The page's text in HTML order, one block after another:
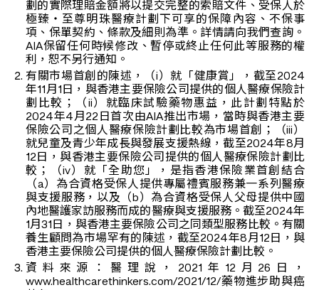
劃的實際理賠金額將以提交完整的索賠文件、受保人於
極臻‧至尊明珠醫療計劃下可享的保障內容、不保事
項、保單契約、條款及細則為準。詳情請向我們查詢。
AIA保留任何時候修改、暫停或終止任何此等服務的權
利，恕不另行通知。
有關市場首創的陳述，（i）就「健康賞」，截至2024
年11月1日，與香港主要保險公司提供的個人醫療保險計
劃比較；（ii）就臨床試驗藥物惠益，此計劃特點於
2024年4月22日首次由AIA推出市場，當時與香港主要
保險公司之個人醫療保險計劃比較為市場首創；（iii）
就兒童及青少年成長與發展支援熱線，截至2024年8月
12日，與香港主要保險公司提供的個人醫療保險計劃比
較；（iv）就「全助您」，是指香港保險業首創結合
（a）為合資格受保人提供專屬禮賓服務兼一系列醫療
與支援服務，以及（b）為合資格受保人父母提供中國
內地醫護家訪服務而成的醫療與支援服務。截至2024年
1月31日，與香港主要保險公司之同類型服務比較。有關
養生顧問為市場罕有的陳述，截至2024年8月12日，與
香港主要保險公司提供的個人醫療保險計劃比較。
資料來源：醫理說，2021年12月26日，
www.healthcarethinkers.com/2021/12/藥物進步助與癌